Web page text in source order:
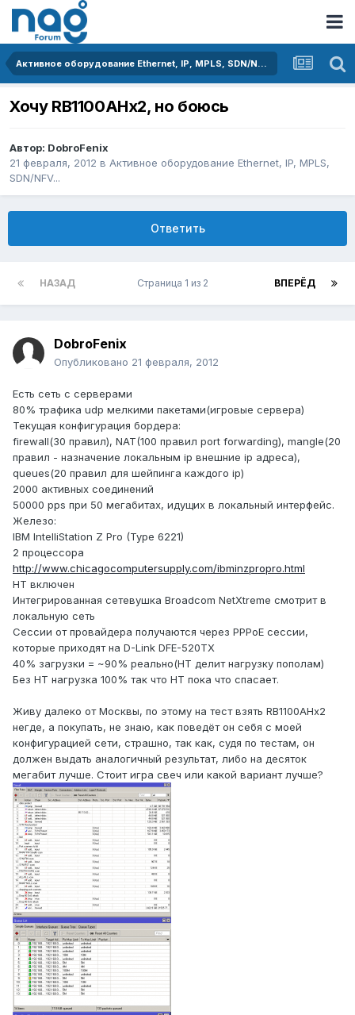
Активное оборудование Ethernet, IP, MPLS, SDN/NFV...
Хочу RB1100AHx2, но боюсь
Автор: DobroFenix
21 февраля, 2012 в Активное оборудование Ethernet, IP, MPLS,
SDN/NFV...
Ответить
НАЗАД ВПЕРЁД
Страница 1 из 2
DobroFenix
Опубликовано 21 февраля, 2012
Есть сеть с серверами
80% трафика udp мелкими пакетами(игровые сервера)
Текущая конфигурация бордера:
firewall(30 правил), NAT(100 правил port forwarding), mangle(20
правил - назначение локальным ip внешние ip адреса),
queues(20 правил для шейпинга каждого ip)
2000 активных соединений
50000 pps при 50 мегабитах, идущих в локальный интерфейс.
Железо:
IBM IntelliStation Z Pro (Type 6221)
2 процессора
http://www.chicagocomputersupply.com/ibminzpropro.html
HT включен
Интегрированная сетевушка Broadcom NetXtreme смотрит в
локальную сеть
Сессии от провайдера получаются через PPPoE сессии,
которые приходят на D-Link DFE-520TX
40% загрузки = ~90% реально(HT делит нагрузку пополам)
Без HT нагрузка 100% так что HT пока что спасает.
Живу далеко от Москвы, по этому на тест взять RB1100AHx2
негде, а покупать, не знаю, как поведёт он себя с моей
конфигурацией сети, страшно, так как, судя по тестам, он
должен выдать аналогичный результат, либо на десяток
мегабит лучше. Стоит игра свеч или какой вариант лучше?